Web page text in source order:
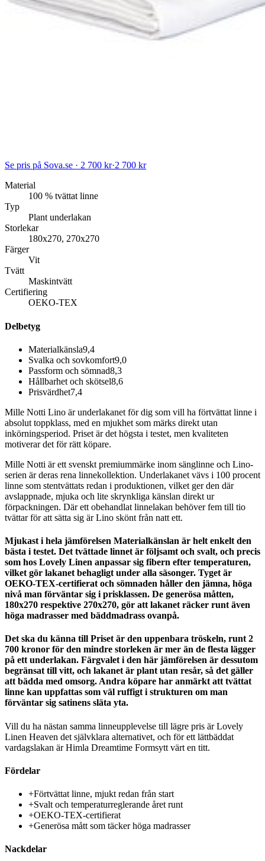
Se pris på Sova.se · 2 700 kr·2 700 kr
Material
100 % tvättat linne
Typ
Plant underlakan
Storlekar
180x270, 270x270
Färger
Vit
Tvätt
Maskintvätt
Certifiering
OEKO-TEX
Delbetyg
Materialkänsla9,4
Svalka och sovkomfort9,0
Passform och sömnad8,3
Hållbarhet och skötsel8,6
Prisvärdhet7,4
Mille Notti Lino är underlakanet för dig som vill ha förtvättat linne i
absolut toppklass, med en mjukhet som märks direkt utan
inkörningsperiod. Priset är det högsta i testet, men kvaliteten
motiverar det för rätt köpare.
Mille Notti är ett svenskt premiummärke inom sänglinne och Lino-
serien är deras rena linnekollektion. Underlakanet vävs i 100 procent
linne som stentvättats redan i produktionen, vilket ger den där
avslappnade, mjuka och lite skrynkliga känslan direkt ur
förpackningen. Där ett obehandlat linnelakan behöver fem till tio
tvättar för att sätta sig är Lino skönt från natt ett.
Mjukast i hela jämförelsen Materialkänslan är helt enkelt den
bästa i testet. Det tvättade linnet är följsamt och svalt, och precis
som hos Lovely Linen anpassar sig fibern efter temperaturen,
vilket gör lakanet behagligt under alla säsonger. Tyget är
OEKO-TEX-certifierat och sömnaden håller den jämna, höga
nivå man förväntar sig i prisklassen. De generösa måtten,
180x270 respektive 270x270, gör att lakanet räcker runt även
höga madrasser med bäddmadrass ovanpå.
Det ska du känna till Priset är den uppenbara tröskeln, runt 2
700 kronor för den mindre storleken är mer än de flesta lägger
på ett underlakan. Färgvalet i den här jämförelsen är dessutom
begränsat till vitt, och lakanet är plant utan resår, så det gäller
att bädda med omsorg. Andra köpare har anmärkt att tvättat
linne kan uppfattas som väl ruffigt i strukturen om man
förväntar sig satinens släta yta.
Vill du ha nästan samma linneupplevelse till lägre pris är Lovely
Linen Heaven det självklara alternativet, och för ett lättbäddat
vardagslakan är Himla Dreamtime Formsytt värt en titt.
Fördelar
+Förtvättat linne, mjukt redan från start
+Svalt och temperaturreglerande året runt
+OEKO-TEX-certifierat
+Generösa mått som täcker höga madrasser
Nackdelar